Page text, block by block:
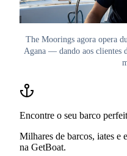
The Moorings agora opera
Agana — dando aos clientes
Encontre o seu barco
Milhares de barcos, iates e
na GetBoat.